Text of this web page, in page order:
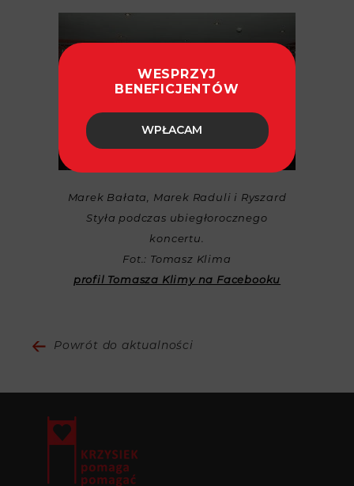
Marek Bałata, Marek Raduli i Ryszard
Styła podczas ubiegłorocznego
koncertu.
Fot.: Tomasz Klima
profil Tomasza Klimy na Facebooku
Powrót do aktualności
WESPRZYJ
BENEFICJENTÓW
WPŁACAM